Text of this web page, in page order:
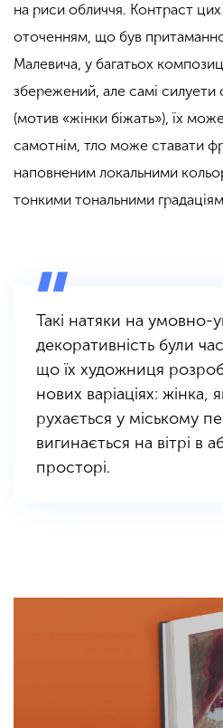
на риси обличчя. Контраст цих
оточенням, що був
Малевича, у багатьох
збережений, але самі силуети
(мотив «жінки біжать»), їх
самотнім, тло може ставати
наповненим локальними
тонкими тональними
Такі натяки на умовно-
декоративність були
що їх художниця
нових варіаціях: жінка,
рухається у міському
вигинається на вітрі в
просторі.